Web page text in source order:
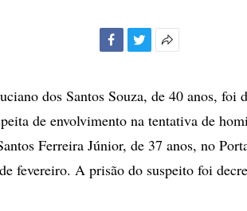
compartilhamento
dos Santos Souza, de 40 anos, foi
de envolvimento na tentativa de
Ferreira Júnior, de 37 anos, no
fevereiro. A prisão do suspeito foi